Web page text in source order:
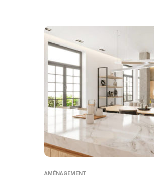
AMÉNAGEMENT